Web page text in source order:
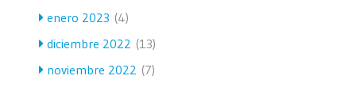
enero 2023 (4)
diciembre 2022 (13)
noviembre 2022 (7)